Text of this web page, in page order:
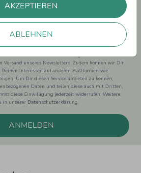
AKZEPTIEREN
ABLEHNEN
für Marketingzwecke: Hiermit willigst Du ein,
Versand unseres Newsletters. Zudem können wir Dir
Interessen auf anderen Plattformen wie
Um Dir diesen Service anbieten zu können,
Daten und teilen diese auch mit Dritten,
diese Einwilligung jederzeit widerrufen. Weitere
in unserer Datenschutzerklärung.
ANMELDEN